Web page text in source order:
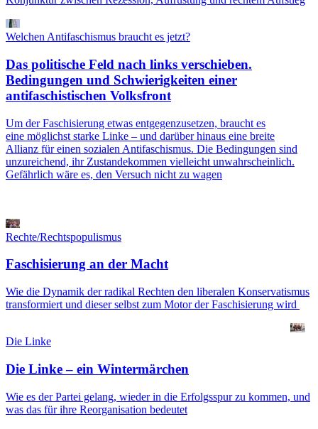
Welchen Antifaschismus braucht es jetzt?
Das politische Feld nach links verschieben.
Bedingungen und Schwierigkeiten einer
antifaschistischen Volksfront
Um der Faschisierung etwas entgegenzusetzen, braucht es
eine möglichst starke Linke – und darüber hinaus eine breite
Allianz für einen sozialen Antifaschismus. Die Bedingungen sind
unzureichend, ihr Zustandekommen vielleicht unwahrscheinlich.
Gefährlich wäre es, den Versuch nicht zu wagen
Rechte/Rechtspopulismus
Faschisierung an der Macht
Wie die Dynamik der radikal Rechten den liberalen Konservatismus
transformiert und dieser selbst zum Motor der Faschisierung wird
Die Linke
Die Linke – ein Wintermärchen
Wie es der Partei gelang, wieder in die Erfolgsspur zu kommen, und
was das für ihre Reorganisation bedeutet